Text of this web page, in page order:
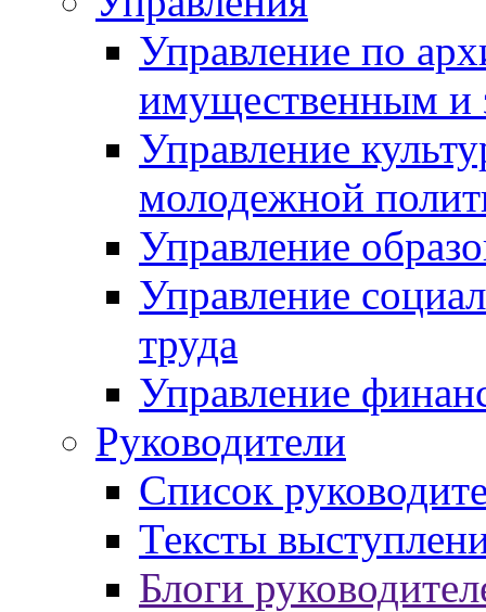
Управление по
имущественным и
Управление
молодежной
Управление
Управление
труда
Управление
Руководители
Список
Тексты
Блоги